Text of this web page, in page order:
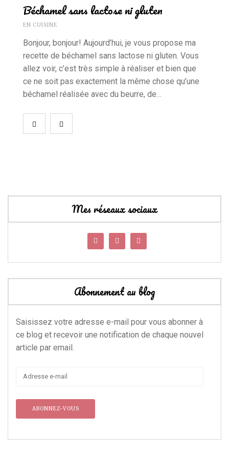
Béchamel sans lactose ni gluten
EN CUISINE
Bonjour, bonjour! Aujourd’hui, je vous propose ma
recette de béchamel sans lactose ni gluten. Vous
allez voir, c’est très simple à réaliser et bien que
ce ne soit pas exactement la même chose qu’une
béchamel réalisée avec du beurre, de…
Mes réseaux sociaux
Abonnement au blog
Saisissez votre adresse e-mail pour vous abonner à
ce blog et recevoir une notification de chaque nouvel
article par email.
Adresse
mail